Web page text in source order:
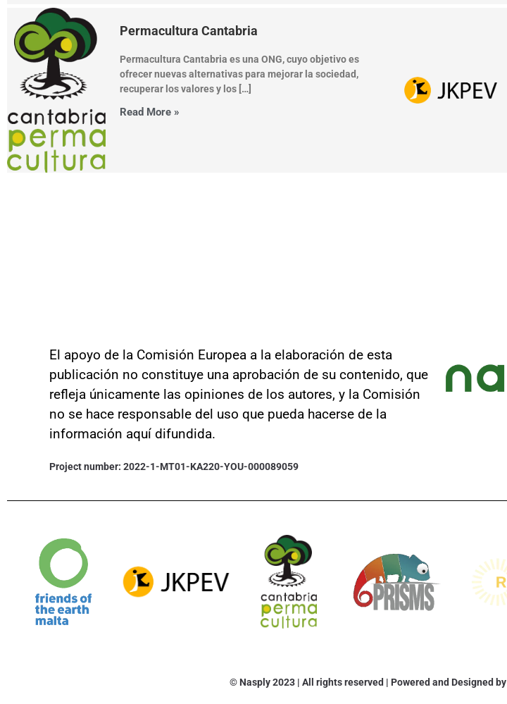
Permacultura Cantabria
Permacultura Cantabria es una ONG, cuyo objetivo es
ofrecer nuevas alternativas para mejorar la sociedad,
recuperar los valores y los […]
Read More »
El apoyo de la Comisión Europea a la elaboración de esta
publicación no constituye una aprobación de su contenido, que
refleja únicamente las opiniones de los autores, y la Comisión
no se hace responsable del uso que pueda hacerse de la
información aquí difundida.
Project number: 2022-1-MT01-KA220-YOU-000089059
© Nasply 2023 | All rights reserved | Powered and Designed by